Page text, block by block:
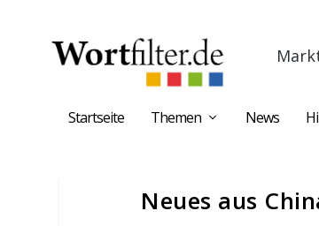
Startseite Themen News
Neues aus